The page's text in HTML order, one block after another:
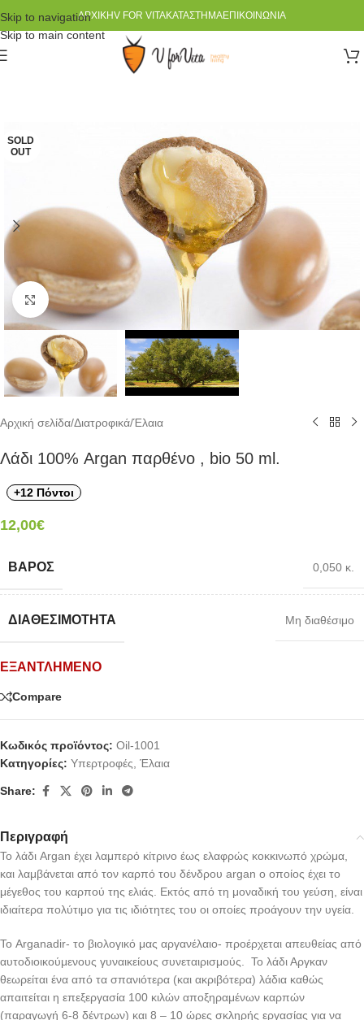
Skip to navigation
Skip to main content
ΑΡΧΙΚΉV FOR VITAΚΑΤΆΣΤΗΜΑΕΠΙΚΟΙΝΩΝΊΑ
SOLD
OUT
Click to enlarge
Αρχική σελίδα/Διατροφικά/Έλαια
Λάδι 100% Argan παρθένο , bio 50 ml.
+12 Πόντοι
12,00€
ΒΆΡΟΣ 0,050 κ.
ΔΙΑΘΕΣΙΜΌΤΗΤΑ Μη διαθέσιμο
ΕΞΑΝΤΛΗΜΈΝΟ
Compare
Κωδικός προϊόντος: Oil-1001
Κατηγορίες: Υπερτροφές Έλαια
Share:
Περιγραφή
Το λάδι Argan έχει λαμπερό κίτρινο έως ελαφρώς κοκκινωπό χρώμα,
και λαμβάνεται από τον καρπό του δένδρου argan ο οποίος έχει το
μέγεθος του καρπού της ελιάς. Εκτός από τη μοναδική του γεύση, είναι
ιδιαίτερα πολύτιμο για τις ιδιότητες του οι οποίες προάγουν την υγεία.
Το Arganadir- το βιολογικό μας αργανέλαιο- προέρχεται απευθείας από
αυτοδιοικούμενους γυναικείους συνεταιρισμούς. Το λάδι Αργκαν
θεωρείται ένα από τα σπανιότερα (και ακριβότερα) λάδια καθώς
απαιτείται η επεξεργασία 100 κιλών αποξηραμένων καρπών
(παραγωγή 6-8 δέντρων) και 8 – 10 ώρες σκληρής εργασίας για να